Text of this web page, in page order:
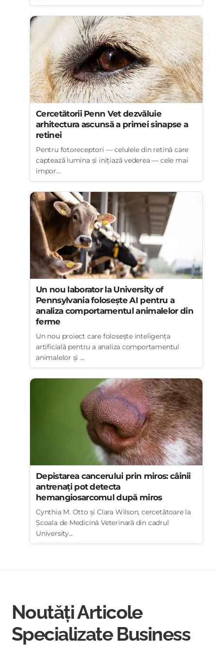
Cercetătorii Penn Vet dezvăluie
arhitectura ascunsă a primei sinapse a
retinei
Pentru fotoreceptori — celulele din retină care
captează lumina și inițiază vederea — cele mai
impor...
Un nou laborator la University of
Pennsylvania folosește AI pentru a
analiza comportamentul animalelor din
ferme
Un nou proiect care folosește inteligența
artificială pentru a analiza comportamentul
animalelor și ...
Depistarea cancerului prin miros: câinii
antrenați pot detecta
hemangiosarcomul după miros
Cynthia M. Otto și Clara Wilson, cercetătoare la
Școala de Medicină Veterinară din cadrul
University...
Noutăți Articole
Specializate Business